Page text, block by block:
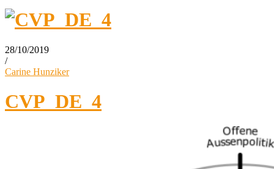
smartvote Blog
28/10/2019
/
Carine Hunziker
CVP_DE_4